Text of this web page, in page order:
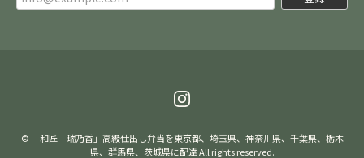
© 「和匠 瑞乃香」高級仕出し弁当を東京都、埼玉県、神奈川県、千葉県、栃木
県、群馬県、茨城県に配達 All rights reserved.